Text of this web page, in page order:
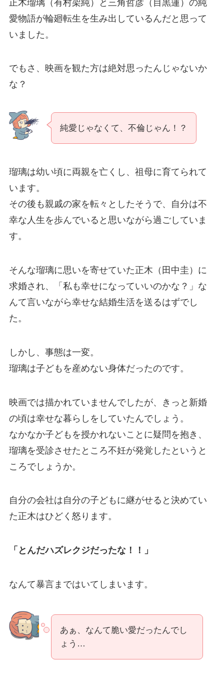
正木瑠璃（有村架純）と三角哲彦（目黒蓮）の純
愛物語が輪廻転生を生み出しているんだと思って
いました。
でもさ、映画を観た方は絶対思ったんじゃないか
な？
純愛じゃなくて、不倫じゃん！？
瑠璃は幼い頃に両親を亡くし、祖母に育てられて
います。
その後も親戚の家を転々としたそうで、自分は不
幸な人生を歩んでいると思いながら過ごしていま
す。
そんな瑠璃に思いを寄せていた正木（田中圭）に
求婚され、「私も幸せになっていいのかな？」な
んて言いながら幸せな結婚生活を送るはずでし
た。
しかし、事態は一変。
瑠璃は子どもを産めない身体だったのです。
映画では描かれていませんでしたが、きっと新婚
の頃は幸せな暮らしをしていたんでしょう。
なかなか子どもを授かれないことに疑問を抱き、
瑠璃を受診させたところ不妊が発覚したというと
ころでしょうか。
自分の会社は自分の子どもに継がせると決めてい
た正木はひどく怒ります。
「とんだハズレクジだったな！！」
なんて暴言まではいてしまいます。
あぁ、なんて脆い愛だったんでし
ょう…